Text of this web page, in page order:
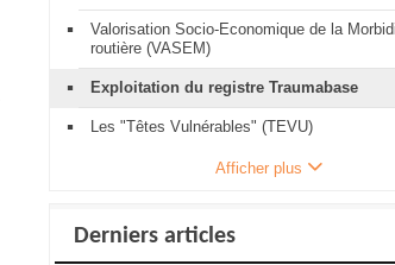
Valorisation Socio-Economique de la
routière (VASEM)
Exploitation du registre Traumabase
Les "Têtes Vulnérables" (TEVU)
Afficher plus
Derniers articles